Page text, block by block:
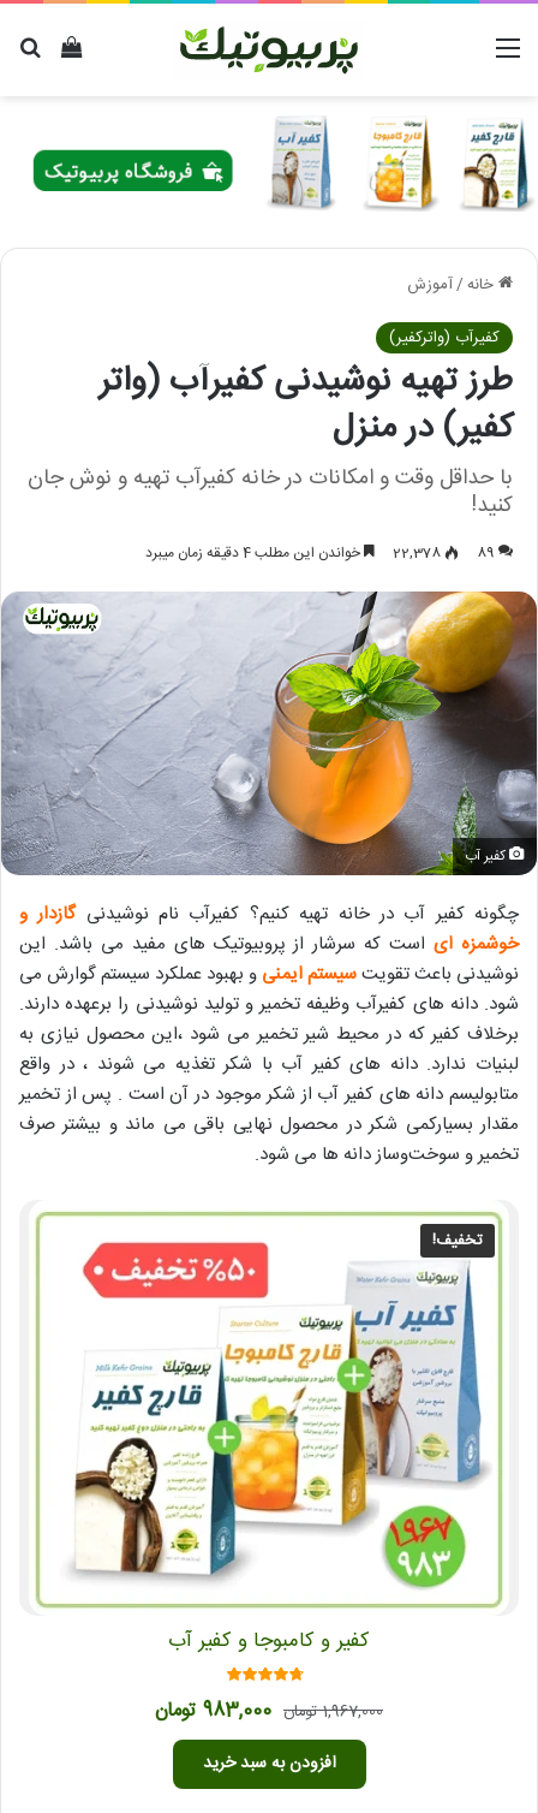
دیدن منو
خانه/آموزش
کفیرآب (واترکفیر)
طرز تهیه نوشیدنی کفیرآب (واتر
کفیر) در منزل
با حداقل وقت و امکانات در خانه کفیرآب تهیه و نوش جان
کنید!
89
22,378 خواندن این مطلب 4 دقیقه زمان میبرد
کفیر آب
چگونه کفیر آب در خانه تهیه کنیم؟ کفیرآب نام نوشیدنیگازدار و
خوشمزه ایاست که سرشار از پروبیوتیک های مفید می باشد. این
نوشیدنی باعث تقویتسیستم ایمنی و بهبود عملکرد سیستم گوارش می
شود. دانه های کفیرآب وظیفه تخمیر و تولید نوشیدنی را برعهده دارند.
برخلاف کفیر که در محیط شیر تخمیر می شود ،این محصول نیازی به
لبنیات ندارد. دانه های کفیر آب با شکر تغذیه می شوند ، در واقع
متابولیسم دانه های کفیر آب از شکر موجود در آن است . پس از تخمیر
مقدار بسیارکمی شکر در محصول نهایی باقی می ماند و بیشتر صرف
تخمیر و سوخت‌و‌ساز دانه ها می شود.
تخفیف!
کفیر و کامبوجا و کفیر آب
4.40
1,967,000تومان قیمت
اصلی
1,967,000 تومان
983,000 تومانقیمت
افزودن به سبد خرید